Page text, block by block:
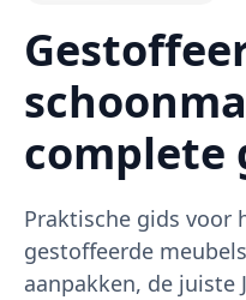
complete
Praktische gids voor
gestoffeerde
aanpakken, de juiste